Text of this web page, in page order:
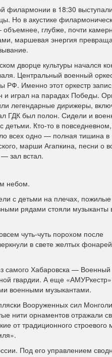
филармонии в 18:30
Но в акустике
глубже, почти
маршевая энергия
дворце культуры начался
Центральный военный
РФ. Именно этот оркестр
и играл на парадах Победы.
легендарные дирижеры,
ГДК был полон. Сидели и
детьми. Кто-то в
всех одно — полная тишина в
марши Агапкина, песни о
зал встал.
небом.
с детьми на плечах,
рядами стояли музыканты
чуть-чуть порохом после
в свете желтых
самого Хабаровска — Военный
гвардии. А еще
военными музыкантами.
Вооруженных сил
нити орнаментов отражали
от традиционного строевого
Под его управлением